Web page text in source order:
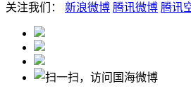
关注我们：
新浪微博 腾讯微博 腾讯